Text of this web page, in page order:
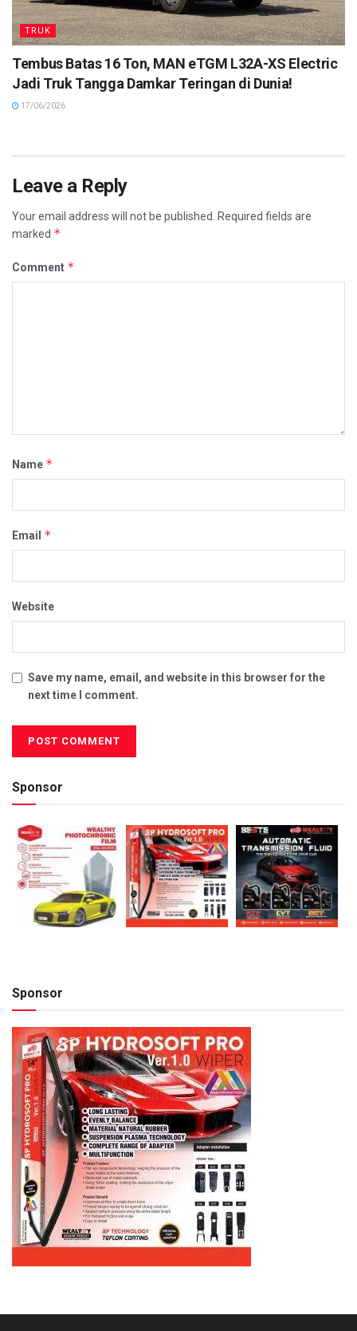
TRUK
Tembus Batas 16 Ton, MAN eTGM L32A-XS Electric
Jadi Truk Tangga Damkar Teringan di Dunia!
17/06/2026
Leave a Reply
Your email address will not be published.
Required fields are
marked *
Comment *
Name *
Email *
Website
Save my name, email, and website in this browser for the
next time I comment.
Sponsor
Sponsor